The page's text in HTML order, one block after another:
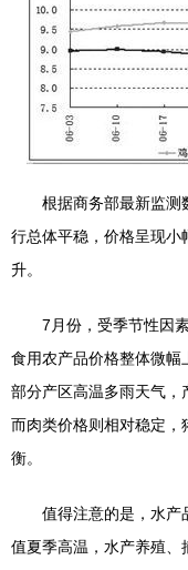
根据商务部最新监测
行总体平稳，价格呈现小
升。
7月份，受季节性因
食用农产品价格整体微幅
部分产区高温多雨天气，
而肉类价格则相对稳定
衡。
值得注意的是，水产
值夏季高温，水产养殖